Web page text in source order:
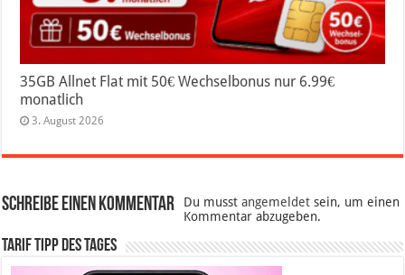
35GB Allnet Flat mit 50€ Wechselbonus nur 6.99€
monatlich
3. August 2026
Schreibe einen Kommentar Du musstangemeldet sein, um einen
Kommentar abzugeben.
Tarif Tipp des Tages